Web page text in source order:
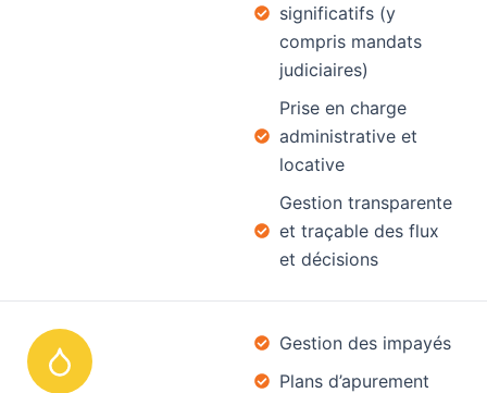
significatifs (y
compris mandats
judiciaires)
Prise en charge
administrative et
locative
Gestion transparente
et traçable des flux
et décisions
Gestion des impayés
Plans d’apurement